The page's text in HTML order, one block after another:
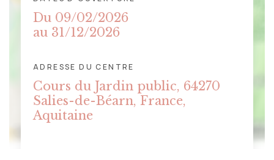
CARTE
Du 09/02/2026
au 31/12/2026
ADRESSE DU CENTRE
Cours du Jardin public, 64270
Salies-de-Béarn, France,
Aquitaine